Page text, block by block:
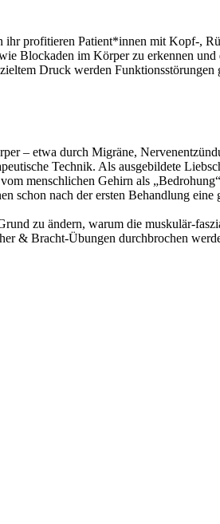
ihr profitieren Patient*innen mit Kopf-,
Blockaden im Körper zu erkennen
Druck werden
– etwa durch Migräne,
Technik. Als ausgebildete
menschlichen Gehirn als
schon nach der ersten Behandlung
zu ändern, warum die muskulär-
& Bracht-Übungen durchbrochen